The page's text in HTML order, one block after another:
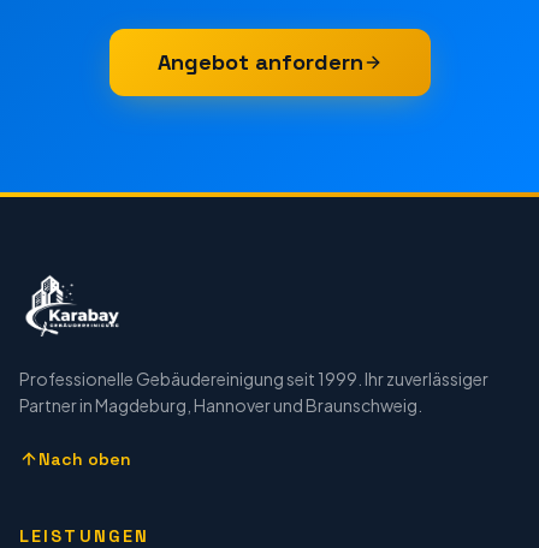
Angebot anfordern
Professionelle Gebäudereinigung seit 1999. Ihr zuverlässiger
Partner in Magdeburg, Hannover und Braunschweig.
Nach oben
LEISTUNGEN